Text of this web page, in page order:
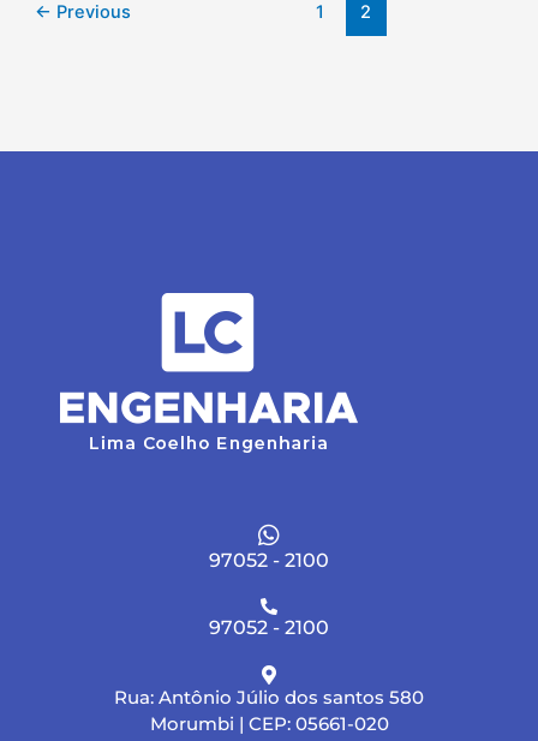
← Previous 1 2
97052 - 2100
97052 - 2100
Rua: Antônio Júlio dos santos 580
Morumbi | CEP: 05661-020